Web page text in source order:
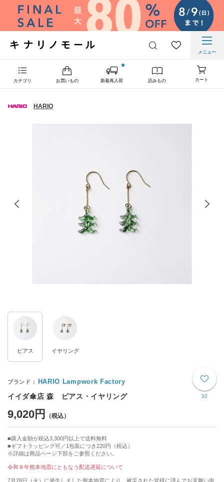
メニュー
カテゴリ お買いもの 新着再入荷 読みもの カート
HARIO
ピアス イヤリング
32
HARIO Lampwork Factory
イイダ傘店 森 ピアス・イヤリング
9,020円
購入金額が税込3,300円以上で送料無料
ギフトラッピング可／1包装につき220円（税込）
※詳細は商品ページ下部をご参照ください。
令和８年熊本地震にともなう配送遅延について
7月28日（火）に発生しました熊本地震により、被災された皆様に謹んでお見舞い申